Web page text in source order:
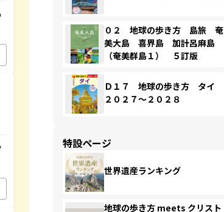
０２ 地球の歩き方 島旅 奄
美大島 喜界島 加計呂麻島
（奄美群島１） ５訂版
Ｄ１７ 地球の歩き方 タイ
２０２７～２０２８
特設ページ
世界遺産ランキング
地球の歩き方 meets クリスト